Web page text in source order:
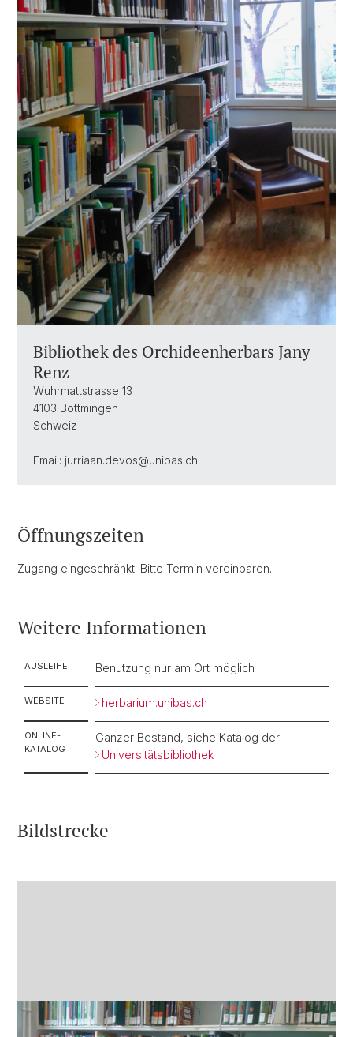
Bibliothek des Orchideenherbars Jany
Renz
Wuhrmattstrasse 13
4103 Bottmingen
Schweiz
Email: jurriaan.devos@unibas.ch
Öffnungszeiten
Zugang eingeschränkt. Bitte Termin vereinbaren.
Weitere Informationen
AUSLEIHE Benutzung nur am Ort möglich
WEBSITE herbarium.unibas.ch
ONLINE-
KATALOG
Ganzer Bestand, siehe Katalog der
Universitätsbibliothek
Bildstrecke